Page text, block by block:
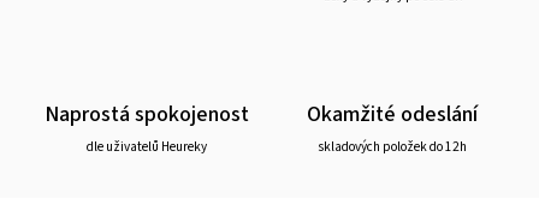
Naprostá spokojenost
dle uživatelů Heureky
Okamžité odeslání
skladových položek do 12h